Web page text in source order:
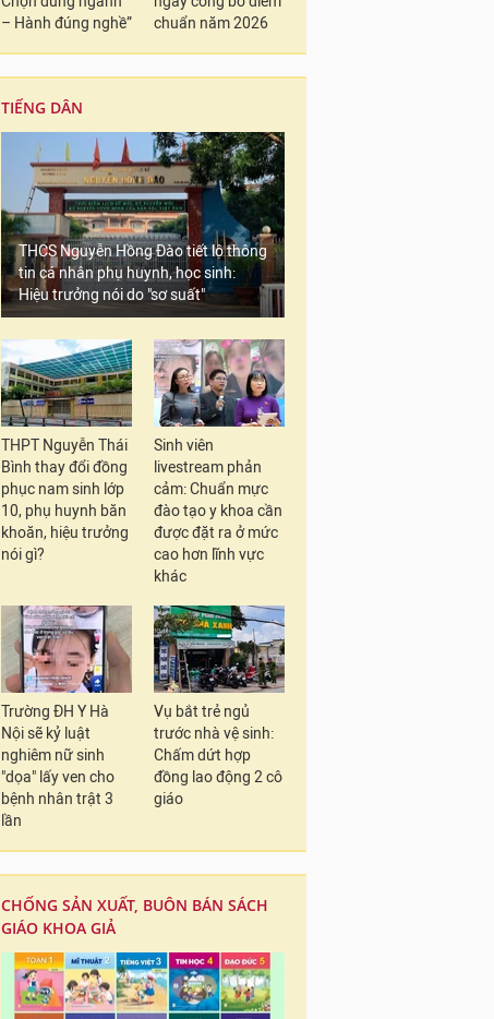
– Hành đúng nghề”
chuẩn năm 2026
TIẾNG DÂN
THCS Nguyễn Hồng Đào tiết lộ thông
tin cá nhân phụ huynh, học sinh:
Hiệu trưởng nói do "sơ suất"
THPT Nguyễn Thái
Bình thay đổi đồng
phục nam sinh lớp
10, phụ huynh băn
khoăn, hiệu trưởng
nói gì?
Sinh viên
livestream phản
cảm: Chuẩn mực
đào tạo y khoa cần
được đặt ra ở mức
cao hơn lĩnh vực
khác
Trường ĐH Y Hà
Nội sẽ kỷ luật
nghiêm nữ sinh
"dọa" lấy ven cho
bệnh nhân trật 3
lần
Vụ bắt trẻ ngủ
trước nhà vệ sinh:
Chấm dứt hợp
đồng lao động 2 cô
giáo
CHỐNG SẢN XUẤT, BUÔN BÁN SÁCH
GIÁO KHOA GIẢ